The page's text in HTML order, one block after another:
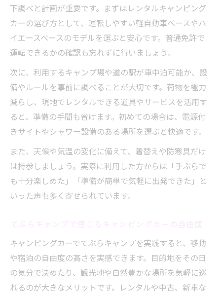
レンタルで始めるてぶらキャンプの魅力と選び
方
てぶらキャンプを気軽に体験できるレンタ
ル活用法
失敗しないキャンピングカーレンタルの選
び方
てぶらキャンプで人気のレンタル車両タイ
プ紹介
レンタルで始めるてぶらキャンプの注意点
とコツ
キャンピングカーレンタル利用時のチェッ
クポイント
軽キャンパーやハイエースで快適な旅を満喫す
リット
ハイエースベース車で快適なてぶらキャン
プ旅
軽キャンパーとハイエースの特徴と選び方
下調べと計画が重要です。まずはレンタルキャンピング
カーの選び方として、運転しやすい軽自動車ベースやハ
イエースベースのモデルを選ぶと安心です。普通免許で
運転できるかの確認も忘れずに行いましょう。
次に、利用するキャンプ場や道の駅が車中泊可能か、設
備やルールを事前に調べることが大切です。荷物を極力
減らし、現地でレンタルできる道具やサービスを活用す
ると、準備の手間も省けます。初めての場合は、電源付
きサイトやシャワー設備のある場所を選ぶと快適です。
また、天候や気温の変化に備えて、着替えや防寒具だけ
は持参しましょう。実際に利用した方からは「手ぶらで
も十分楽しめた」「準備が簡単で気軽に出発できた」と
いった声も多く寄せられています。
キャンピングカーでてぶらキャンプを実践すると、移動
や宿泊の自由度の高さを実感できます。目的地をその日
の気分で決めたり、観光地や自然豊かな場所を気軽に巡
れるのが大きなメリットです。レンタルや中古、新車な